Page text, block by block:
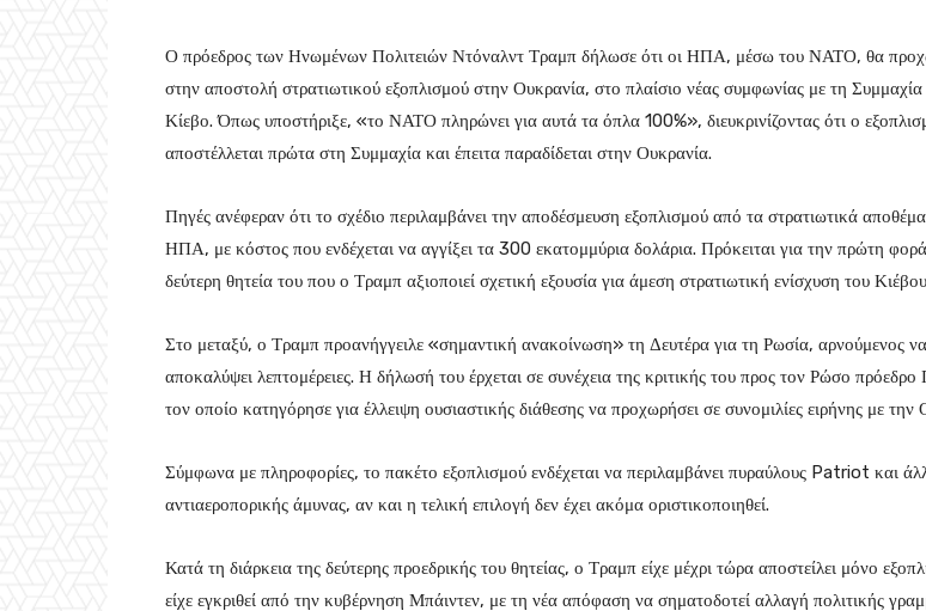
Ο πρόεδρος των Ηνωμένων Πολιτειών Ντόναλντ Τραμπ δήλωσε ότι οι ΗΠΑ, μέσω του ΝΑΤΟ, θα
στην αποστολή στρατιωτικού εξοπλισμού στην Ουκρανία, στο πλαίσιο νέας συμφωνίας με τη Συμμαχία
Κίεβο. Όπως υποστήριξε, «το ΝΑΤΟ πληρώνει για αυτά τα όπλα 100%», διευκρινίζοντας ότι ο
αποστέλλεται πρώτα στη Συμμαχία και έπειτα παραδίδεται στην Ουκρανία.
Πηγές ανέφεραν ότι το σχέδιο περιλαμβάνει την αποδέσμευση εξοπλισμού από τα στρατιωτικά
ΗΠΑ, με κόστος που ενδέχεται να αγγίξει τα 300 εκατομμύρια δολάρια. Πρόκειται για την πρώτη
δεύτερη θητεία του που ο Τραμπ αξιοποιεί σχετική εξουσία για άμεση στρατιωτική ενίσχυση του
Στο μεταξύ, ο Τραμπ προανήγγειλε «σημαντική ανακοίνωση» τη Δευτέρα για τη Ρωσία, αρνούμενος να
αποκαλύψει λεπτομέρειες. Η δήλωσή του έρχεται σε συνέχεια της κριτικής του προς τον Ρώσο πρόεδρο
τον οποίο κατηγόρησε για έλλειψη ουσιαστικής διάθεσης να προχωρήσει σε συνομιλίες ειρήνης με την
Σύμφωνα με πληροφορίες, το πακέτο εξοπλισμού ενδέχεται να περιλαμβάνει πυραύλους Patriot και
αντιαεροπορικής άμυνας, αν και η τελική επιλογή δεν έχει ακόμα οριστικοποιηθεί.
Κατά τη διάρκεια της δεύτερης προεδρικής του θητείας, ο Τραμπ είχε μέχρι τώρα αποστείλει μόνο
είχε εγκριθεί από την κυβέρνηση Μπάιντεν, με τη νέα απόφαση να σηματοδοτεί αλλαγή πολιτικής